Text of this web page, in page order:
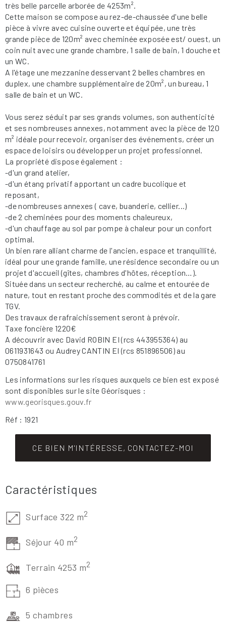
très belle parcelle arborée de 4253m².
Cette maison se compose au rez-de-chaussée d'une belle
pièce à vivre avec cuisine ouverte et équipée, une très
grande pièce de 120m² avec cheminée exposée est/ ouest, un
coin nuit avec une grande chambre, 1 salle de bain, 1 douche et
un WC.
A l'étage une mezzanine desservant 2 belles chambres en
duplex, une chambre supplémentaire de 20m², un bureau, 1
salle de bain et un WC.
Vous serez séduit par ses grands volumes, son authenticité
et ses nombreuses annexes, notamment avec la pièce de 120
m² idéale pour recevoir, organiser des événements, créer un
espace de loisirs ou développer un projet professionnel.
La propriété dispose également :
-d'un grand atelier,
-d'un étang privatif apportant un cadre bucolique et
reposant,
-de nombreuses annexes ( cave, buanderie, cellier...)
-de 2 cheminées pour des moments chaleureux,
-d'un chauffage au sol par pompe à chaleur pour un confort
optimal.
Un bien rare alliant charme de l'ancien, espace et tranquillité,
idéal pour une grande famille, une résidence secondaire ou un
projet d'accueil (gîtes, chambres d'hôtes, réception…).
Située dans un secteur recherché, au calme et entourée de
nature, tout en restant proche des commodités et de la gare
TGV.
Des travaux de rafraichissement seront à prévoir.
Taxe foncière 1220€
A découvrir avec David ROBIN EI (rcs 443955364) au
0611931643 ou Audrey CANTIN EI (rcs 851896506) au
0750841761
Les informations sur les risques auxquels ce bien est exposé
sont disponibles sur le site Géorisques :
www.georisques.gouv.fr
Réf : 1921
CE BIEN M'INTÉRESSE, CONTACTEZ-MOI
Caractéristiques
Surface 322 m2
Séjour 40 m2
Terrain 4253 m2
6 pièces
5 chambres